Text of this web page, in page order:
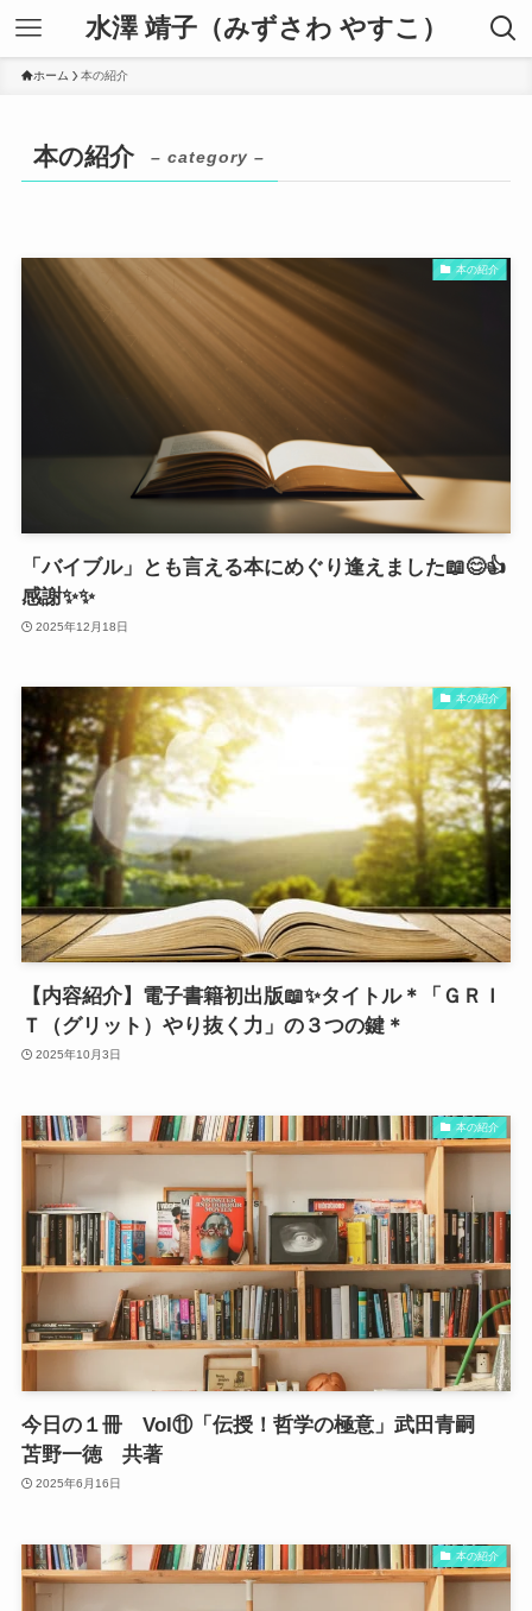
水澤 靖子（みずさわ やすこ）
ホーム 本の紹介
本の紹介 – category –
本の紹介
「バイブル」とも言える本にめぐり逢えました📖😊👍
感謝✨✨
2025年12月18日
本の紹介
【内容紹介】電子書籍初出版📖✨タイトル＊「ＧＲＩ
Ｔ（グリット）やり抜く力」の３つの鍵＊
2025年10月3日
本の紹介
今日の１冊 Vol⑪「伝授！哲学の極意」武田青嗣
苫野一徳 共著
2025年6月16日
本の紹介